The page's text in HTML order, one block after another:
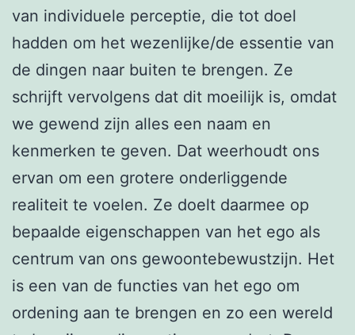
van individuele perceptie, die tot doel
hadden om het wezenlijke/de essentie van
de dingen naar buiten te brengen. Ze
schrijft vervolgens dat dit moeilijk is, omdat
we gewend zijn alles een naam en
kenmerken te geven. Dat weerhoudt ons
ervan om een grotere onderliggende
realiteit te voelen. Ze doelt daarmee op
bepaalde eigenschappen van het ego als
centrum van ons gewoontebewustzijn. Het
is een van de functies van het ego om
ordening aan te brengen en zo een wereld